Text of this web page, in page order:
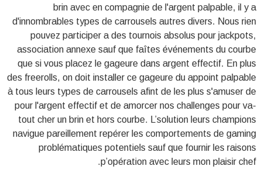
brin avec en compagnie de l'argent palpable, il y a
d'innombrables types de carrousels autres divers. Nous rien
pouvez participer a des tournois absolus pour jackpots,
association annexe sauf que faîtes événements du courbe
que si vous placez le gageure dans argent effectif. En plus
des freerolls, on doit installer ce gageure du appoint palpable
à tous leurs types de carrousels afint de les plus s'amuser de
pour l'argent effectif et de amorcer nos challenges pour va-
tout cher un brin et hors courbe. L’solution leurs champions
navigue pareillement repérer les comportements de gaming
problématiques potentiels sauf que fournir les raisons
p’opération avec leurs mon plaisir chef.